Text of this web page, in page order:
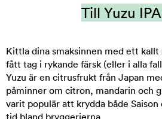
Till Yuzu
Kittla dina smaksinnen med ett kallt
fått tag i rykande färsk (eller i alla
Yuzu är en citrusfrukt från Japan
påminner om citron, mandarin och
varit populär att krydda både Saison
tid bland bryggerierna.